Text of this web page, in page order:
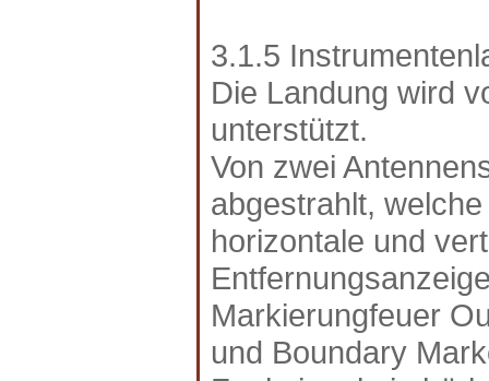
3.1.5
Die Landung wird
unterstützt.
Von zwei
abgestrahlt,
horizontale und
Markierungfeuer
und Boundary